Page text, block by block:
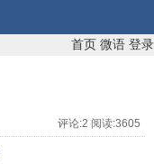
首页 微语 登录
评论:2 阅读:3605